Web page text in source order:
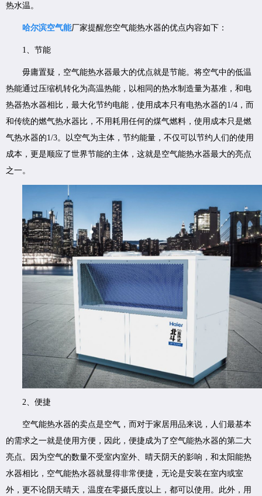
热水温。
哈尔滨空气能厂家提醒您空气能热水器的优点内容如下：
1、节能
毋庸置疑，空气能热水器最大的优点就是节能。将空气中的低温
热能通过压缩机转化为高温热能，以相同的热水制造量为基准，和电
热器热水器相比，最大化节约电能，使用成本只有电热水器的1/4，而
和传统的燃气热水器比，不用耗用任何的煤气燃料，使用成本只是燃
气热水器的1/3。以空气为主体，节约能量，不仅可以节约人们的使用
成本，更是顺应了世界节能的主体，这就是空气能热水器最大的亮点
之一。
2、便捷
空气能热水器的卖点是空气，而对于家居用品来说，人们最基本
的需求之一就是使用方便，因此，便捷成为了空气能热水器的第二大
亮点。因为空气的数量不受室内室外、晴天阴天的影响，和太阳能热
水器相比，空气能热水器就显得非常便捷，无论是安装在室内或室
外，更不论阴天晴天，温度在零摄氏度以上，都可以使用。此外，用